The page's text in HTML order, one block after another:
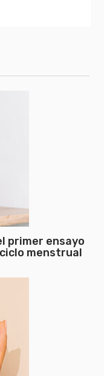
primer ensayo
menstrual